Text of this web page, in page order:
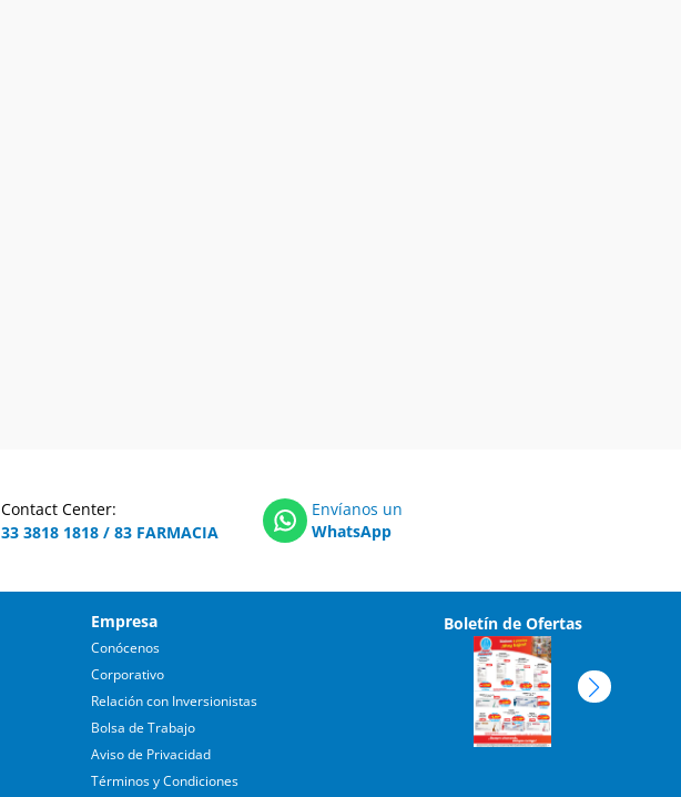
Contact Center:
33 3818 1818 / 83 FARMACIA
Envíanos un
WhatsApp
Empresa
Conócenos
Corporativo
Relación con Inversionistas
Bolsa de Trabajo
Aviso de Privacidad
Términos y Condiciones
Boletín de Ofertas